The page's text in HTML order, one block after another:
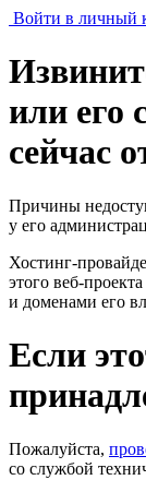
Войти в личный
или его
сейчас
Причины
у его
Хостинг-
этого веб-проекта
и доменами его
Если
Пожалуйста,
со службой